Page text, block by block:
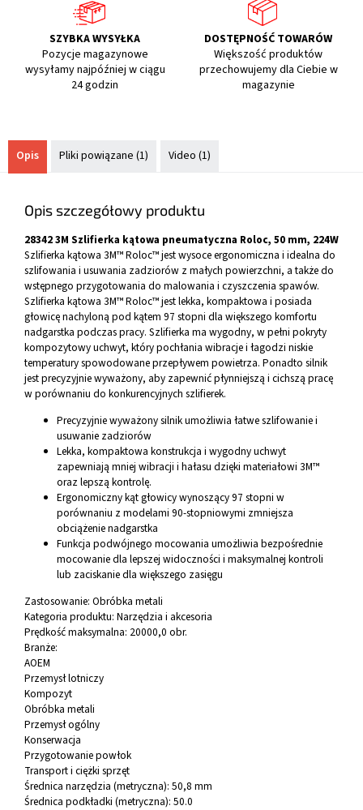
SZYBKA WYSYŁKA
Pozycje magazynowe
wysyłamy najpóźniej w ciągu
24 godzin
DOSTĘPNOŚĆ TOWARÓW
Większość produktów
przechowujemy dla Ciebie w
magazynie
Opis Pliki powiązane (1) Video (1)
Opis szczegółowy produktu
28342 3M Szlifierka kątowa pneumatyczna Roloc, 50 mm, 224W
Szlifierka kątowa 3M™ Roloc™ jest wysoce ergonomiczna i idealna do
szlifowania i usuwania zadziorów z małych powierzchni, a także do
wstępnego przygotowania do malowania i czyszczenia spawów.
Szlifierka kątowa 3M™ Roloc™ jest lekka, kompaktowa i posiada
głowicę nachyloną pod kątem 97 stopni dla większego komfortu
nadgarstka podczas pracy. Szlifierka ma wygodny, w pełni pokryty
kompozytowy uchwyt, który pochłania wibracje i łagodzi niskie
temperatury spowodowane przepływem powietrza. Ponadto silnik
jest precyzyjnie wyważony, aby zapewnić płynniejszą i cichszą pracę
w porównaniu do konkurencyjnych szlifierek.
Precyzyjnie wyważony silnik umożliwia łatwe szlifowanie i
usuwanie zadziorów
Lekka, kompaktowa konstrukcja i wygodny uchwyt
zapewniają mniej wibracji i hałasu dzięki materiałowi 3M™
oraz lepszą kontrolę.
Ergonomiczny kąt głowicy wynoszący 97 stopni w
porównaniu z modelami 90-stopniowymi zmniejsza
obciążenie nadgarstka
Funkcja podwójnego mocowania umożliwia bezpośrednie
mocowanie dla lepszej widoczności i maksymalnej kontroli
lub zaciskanie dla większego zasięgu
Zastosowanie: Obróbka metali
Kategoria produktu: Narzędzia i akcesoria
Prędkość maksymalna: 20000,0 obr.
Branże:
AOEM
Przemysł lotniczy
Kompozyt
Obróbka metali
Przemysł ogólny
Konserwacja
Przygotowanie powłok
Transport i ciężki sprzęt
Średnica narzędzia (metryczna): 50,8 mm
Średnica podkładki (metryczna): 50.0